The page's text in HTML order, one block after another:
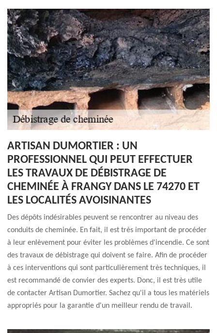
ARTISAN DUMORTIER : UN
PROFESSIONNEL QUI PEUT EFFECTUER
LES TRAVAUX DE DÉBISTRAGE DE
CHEMINÉE À FRANGY DANS LE 74270 ET
LES LOCALITÉS AVOISINANTES
Des dépôts indésirables peuvent se rencontrer au niveau des
conduits de cheminée. En fait, il est très important de procéder
à leur enlèvement pour éviter les problèmes d'incendie. Ce sont
des travaux de débistrage qui doivent se faire. Afin de procéder
à ces interventions qui sont particulièrement très techniques, il
est recommandé de convier des experts. Donc, il est très utile
de contacter Artisan Dumortier. Sachez qu'il a tous les matériels
appropriés pour la garantie d'un meilleur rendu de travail.